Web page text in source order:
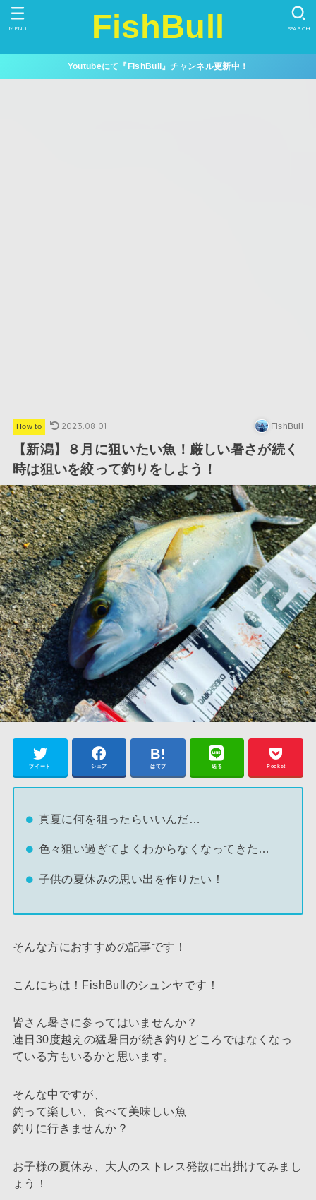
FishBull SEARCH
MENU
Youtubeにて『FishBull』チャンネル更新中！
How to 2023.08.01 FishBull
【新潟】８月に狙いたい魚！厳しい暑さが続く
時は狙いを絞って釣りをしよう！
ツイート シェア はてブ 送る Pocket
真夏に何を狙ったらいいんだ…
色々狙い過ぎてよくわからなくなってきた…
子供の夏休みの思い出を作りたい！
そんな方におすすめの記事です！
こんにちは！FishBullのシュンヤです！
皆さん暑さに参ってはいませんか？
連日30度越えの猛暑日が続き釣りどころではなくなっ
ている方もいるかと思います。
そんな中ですが、
釣って楽しい、食べて美味しい魚
釣りに行きませんか？
お子様の夏休み、大人のストレス発散に出掛けてみまし
ょう！